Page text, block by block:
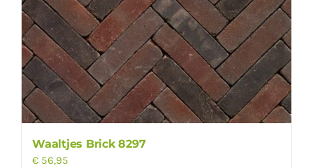
Waaltjes Brick 8297
€ 56,95